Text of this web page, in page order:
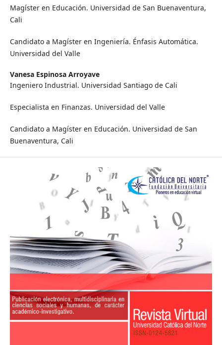
Magíster en Educación. Universidad de San Buenaventura,
Cali
Candidato a Magíster en Ingeniería. Énfasis Automática.
Universidad del Valle
Vanesa Espinosa Arroyave
Ingeniero Industrial. Universidad Santiago de Cali
Especialista en Finanzas. Universidad del Valle
Candidato a Magíster en Educación. Universidad de San
Buenaventura, Cali